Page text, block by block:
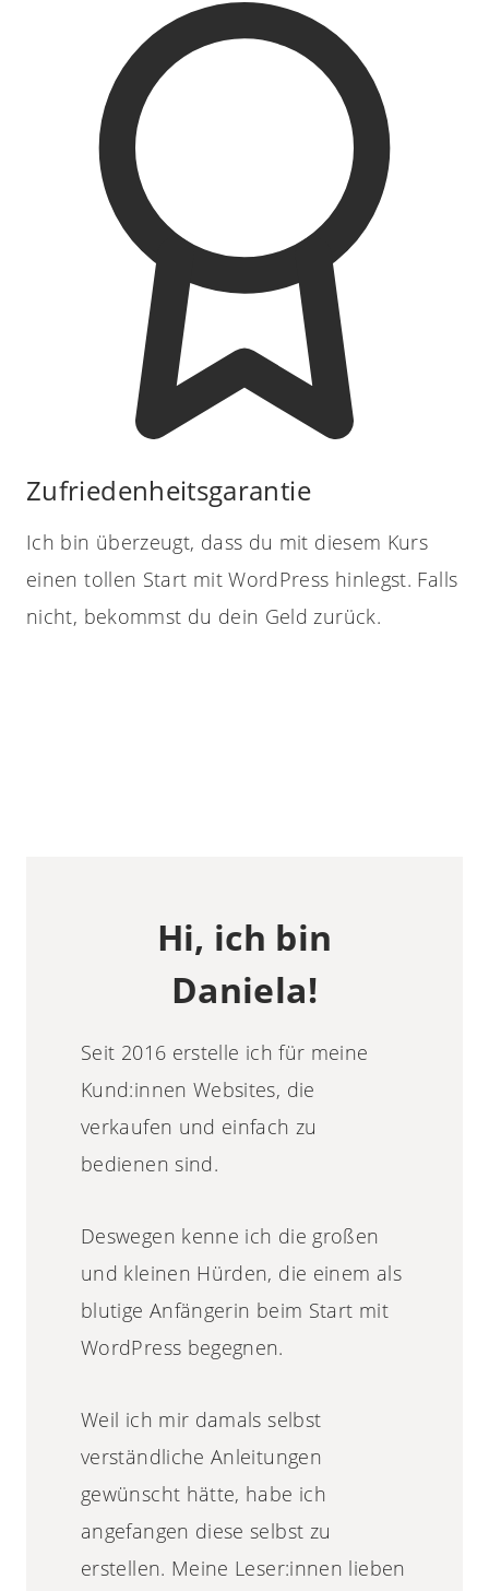
Zufriedenheitsgarantie
Ich bin überzeugt, dass du mit diesem Kurs
einen tollen Start mit WordPress hinlegst. Falls
nicht, bekommst du dein Geld zurück.
Hi, ich bin
Daniela!
Seit 2016 erstelle ich für meine
Kund:innen Websites, die
verkaufen und einfach zu
bedienen sind.
Deswegen kenne ich die großen
und kleinen Hürden, die einem als
blutige Anfängerin beim Start mit
WordPress begegnen.
Weil ich mir damals selbst
verständliche Anleitungen
gewünscht hätte, habe ich
angefangen diese selbst zu
erstellen. Meine Leser:innen lieben